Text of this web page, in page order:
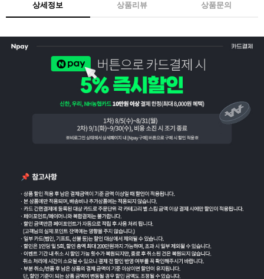
상세정보 상품리뷰 상품문의